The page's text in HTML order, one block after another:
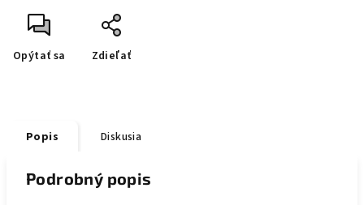
Opýtať sa Zdieľať
Popis Diskusia
Podrobný popis